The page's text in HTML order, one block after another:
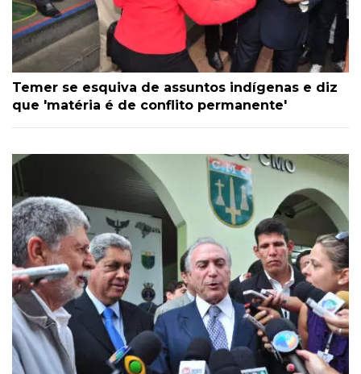
Temer se esquiva de assuntos indígenas e diz
que 'matéria é de conflito permanente'